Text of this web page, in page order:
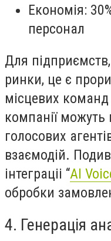
Економія:
персонал
Для
ринки, це є
місцевих
компанії
голосових
взаємодій.
інтеграціі “AI
обробки
4. Генерація